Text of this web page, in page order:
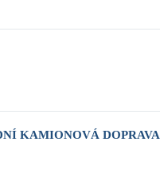
KAMIONOVÁ DOPRAVA